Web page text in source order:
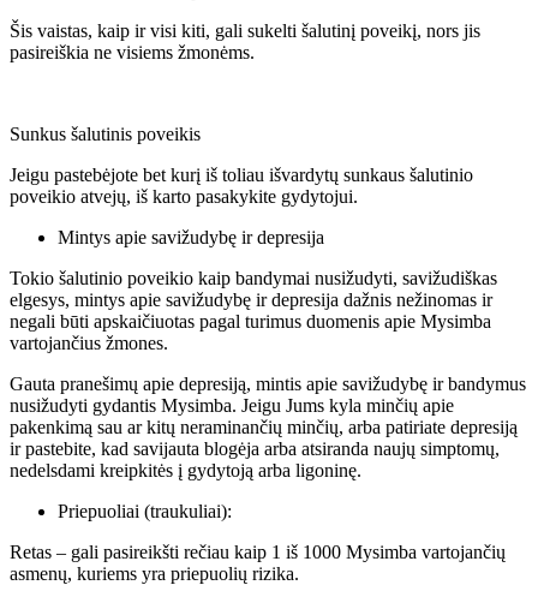
Šis vaistas, kaip ir visi kiti, gali sukelti šalutinį poveikį, nors jis
pasireiškia ne visiems žmonėms.
Sunkus šalutinis poveikis
Jeigu pastebėjote bet kurį iš toliau išvardytų sunkaus šalutinio
poveikio atvejų, iš karto pasakykite gydytojui.
Mintys apie savižudybę ir depresija
Tokio šalutinio poveikio kaip bandymai nusižudyti, savižudiškas
elgesys, mintys apie savižudybę ir depresija dažnis nežinomas ir
negali būti apskaičiuotas pagal turimus duomenis apie Mysimba
vartojančius žmones.
Gauta pranešimų apie depresiją, mintis apie savižudybę ir bandymus
nusižudyti gydantis Mysimba. Jeigu Jums kyla minčių apie
pakenkimą sau ar kitų neraminančių minčių, arba patiriate depresiją
ir pastebite, kad savijauta blogėja arba atsiranda naujų simptomų,
nedelsdami kreipkitės į gydytoją arba ligoninę.
Priepuoliai (traukuliai):
Retas – gali pasireikšti rečiau kaip 1 iš 1000 Mysimba vartojančių
asmenų, kuriems yra priepuolių rizika.